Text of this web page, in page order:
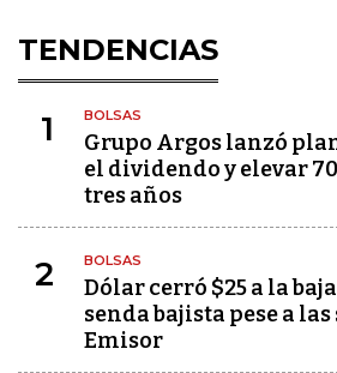
TENDENCIAS
1 BOLSAS
Grupo Argos lanzó
el dividendo y elevar
tres años
2 BOLSAS
Dólar cerró $25 a la
senda bajista pese a
Emisor